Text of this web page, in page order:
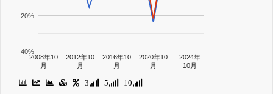
2008年10
月
2012年10
月
2016年10
月
2020年10
月
2024年
10月
-40%
-20%
3 5 10